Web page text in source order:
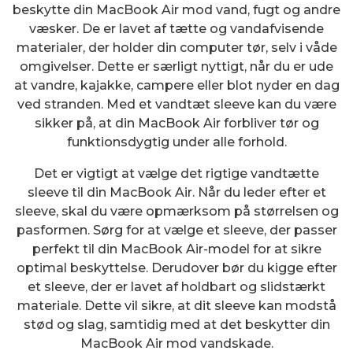
beskytte din MacBook Air mod vand, fugt og andre
væsker. De er lavet af tætte og vandafvisende
materialer, der holder din computer tør, selv i våde
omgivelser. Dette er særligt nyttigt, når du er ude
at vandre, kajakke, campere eller blot nyder en dag
ved stranden. Med et vandtæt sleeve kan du være
sikker på, at din MacBook Air forbliver tør og
funktionsdygtig under alle forhold.
Det er vigtigt at vælge det rigtige vandtætte
sleeve til din MacBook Air. Når du leder efter et
sleeve, skal du være opmærksom på størrelsen og
pasformen. Sørg for at vælge et sleeve, der passer
perfekt til din MacBook Air-model for at sikre
optimal beskyttelse. Derudover bør du kigge efter
et sleeve, der er lavet af holdbart og slidstærkt
materiale. Dette vil sikre, at dit sleeve kan modstå
stød og slag, samtidig med at det beskytter din
MacBook Air mod vandskade.